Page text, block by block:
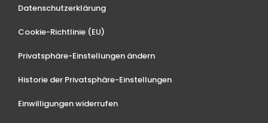
Datenschutzerklärung
Cookie-Richtlinie (EU)
Privatsphäre-Einstellungen ändern
Historie der Privatsphäre-Einstellungen
Einwilligungen widerrufen